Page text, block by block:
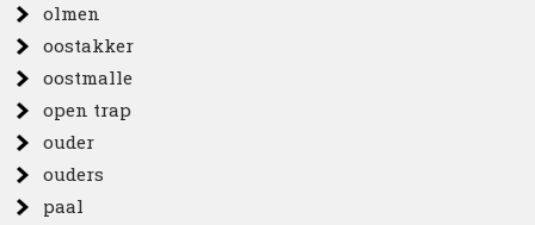
olmen
oostakker
oostmalle
open trap
ouder
ouders
paal